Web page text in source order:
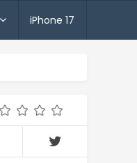
iPhone 17